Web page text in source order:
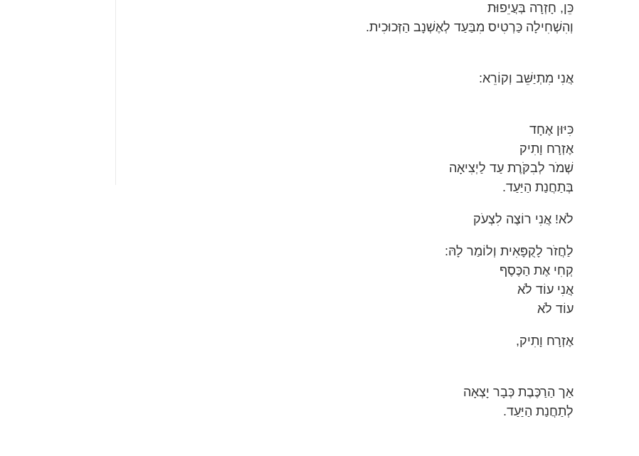
כֵּן, חָזְרָה בְּעֲיֵפוּת
וְהִשְׁחִילָה כַּרְטִיס מִבַּעַד לְאֶשְׁנָב הַזְּכוּכִית.
אֲנִי מִתְיַשֵּׁב וְקוֹרֵא:
כִּיּוּן אֶחָד
אֶזְרָח וָתִיק
שְׁמֹר לְבִקֹּרֶת עַד לַיְצִיאָה
בְּתַחֲנַת הַיַּעַד.
לֹא! אֲנִי רוֹצֶה לִצְעֹק
לַחֲזֹר לָקֻפָּאִית וְלוֹמַר לָהּ:
קְחִי אֶת הַכֶּסֶף
אֲנִי עוֹד לֹא
עוֹד לֹא
אֶזְרָח וָתִיק,
אַך הַרַכֶּבֶת כְּבָר יָצְאָה
לְתַחֲנַת הַיַּעַד.